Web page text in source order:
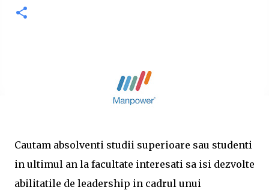
Cautam absolventi studii superioare sau studenti
in ultimul an la facultate interesati sa isi dezvolte
abilitatile de leadership in cadrul unui